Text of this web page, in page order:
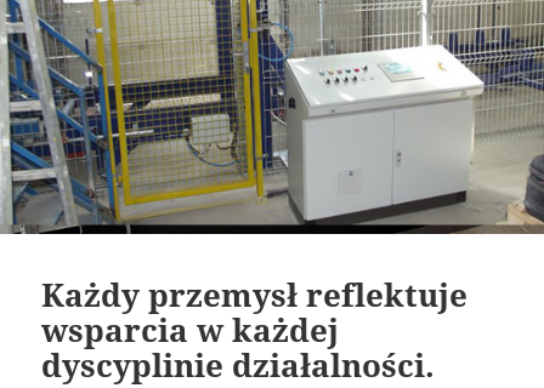
Każdy przemysł reflektuje
wsparcia w każdej
dyscyplinie działalności.